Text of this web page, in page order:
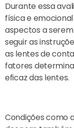
Durante essa
física e
aspectos a
seguir as
as lentes de
fatores
eficaz das lentes.
Condições como